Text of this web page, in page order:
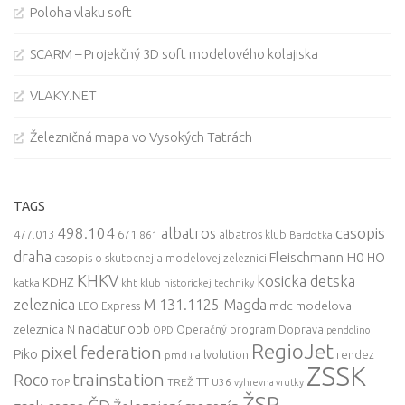
Poloha vlaku soft
SCARM – Projekčný 3D soft modelového kolajiska
VLAKY.NET
Železničná mapa vo Vysokých Tatrách
TAGS
477.013 498.104 671 861 albatros albatros klub Bardotka casopis
draha casopis o skutocnej a modelovej zeleznici Fleischmann H0 HO
katka KDHZ KHKV kht klub historickej techniky kosicka detska
zeleznica LEO Express M 131.1125 Magda mdc modelova
zeleznica N nadatur obb OPD Operačný program Doprava pendolino
Piko pixel federation pmd railvolution RegioJet rendez
Roco TOP trainstation TREŽ TT U36 vyhrevna vrutky ZSSK